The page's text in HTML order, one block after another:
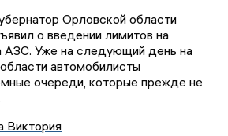
Орловской области
о введении лимитов на
АЗС. Уже на следующий день на
автомобилисты
очереди, которые прежде не
Виктория